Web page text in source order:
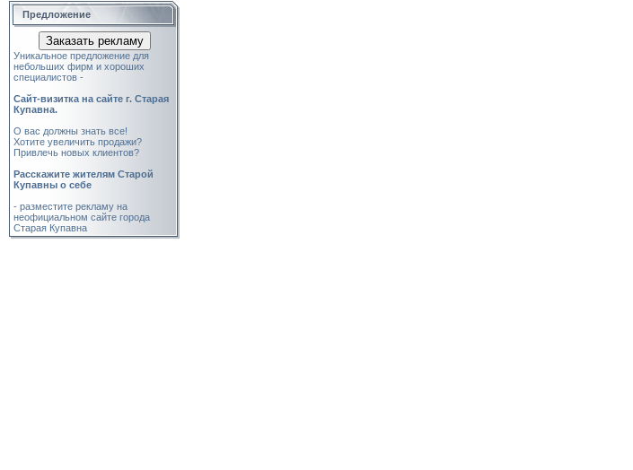
Предложение
Заказать рекламу
Уникальное предложение для
небольших фирм и хороших
специалистов -
Cайт-визитка на сайте г. Старая
Купавна.
О вас должны знать все!
Хотите увеличить продажи?
Привлечь новых клиентов?
Расскажите жителям Старой
Купавны о себе
- разместите рекламу на
неофициальном сайте города
Старая Купавна